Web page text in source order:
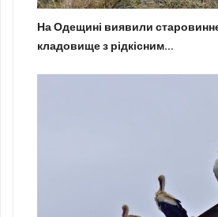
На Одещині виявили
кладовище з рідкісним...